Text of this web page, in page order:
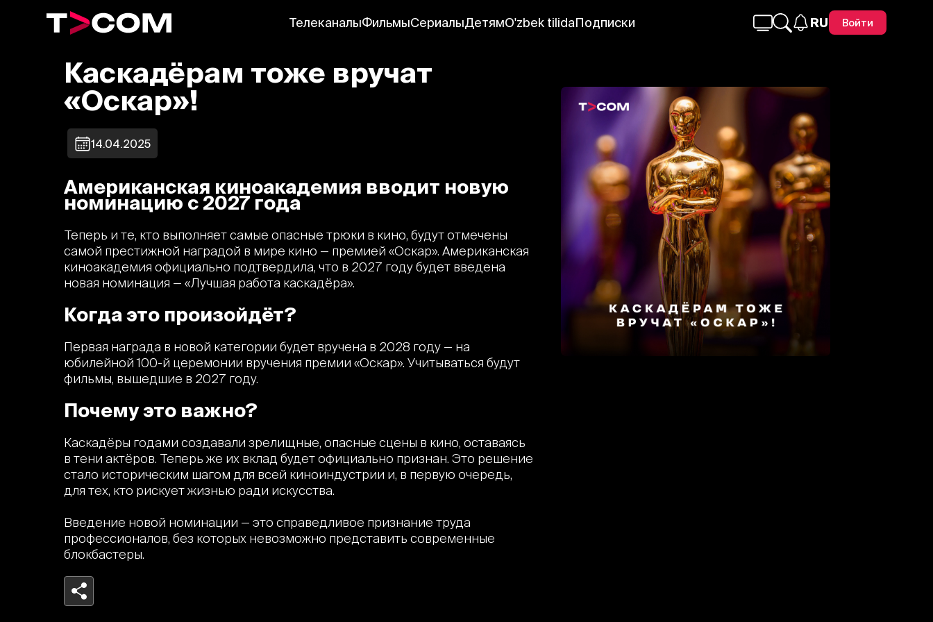
ТелеканалыФильмыСериалыДетямO'zbek tilidaПодписки RU Войти
Каскадёрам тоже вручат
«Оскар»!
14.04.2025
Американская киноакадемия вводит новую
номинацию с 2027 года
Теперь и те, кто выполняет самые опасные трюки в кино, будут отмечены
самой престижной наградой в мире кино — премией «Оскар». Американская
киноакадемия официально подтвердила, что в 2027 году будет введена
новая номинация — «Лучшая работа каскадёра».
Когда это произойдёт?
Первая награда в новой категории будет вручена в 2028 году — на
юбилейной 100-й церемонии вручения премии «Оскар». Учитываться будут
фильмы, вышедшие в 2027 году.
Почему это важно?
Каскадёры годами создавали зрелищные, опасные сцены в кино, оставаясь
в тени актёров. Теперь же их вклад будет официально признан. Это решение
стало историческим шагом для всей киноиндустрии и, в первую очередь,
для тех, кто рискует жизнью ради искусства.
Введение новой номинации — это справедливое признание труда
профессионалов, без которых невозможно представить современные
блокбастеры.